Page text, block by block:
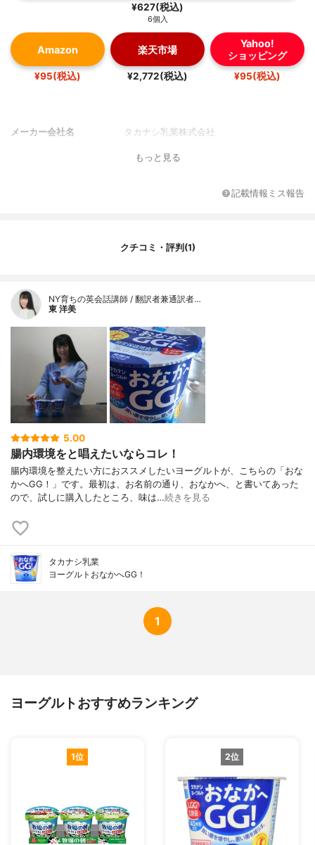
¥627(税込)
6個入
Amazon
¥95(税込)
楽天市場
¥2,772(税込)
Yahoo!
ショッピング
¥95(税込)
メーカー会社名 タカナシ乳業株式会社
もっと見る
記載情報ミス報告
クチコミ・評判(1)
NY育ちの英会話講師 / 翻訳者兼通訳者…
東 洋美
5.00
腸内環境をと唱えたいならコレ！
腸内環境を整えたい方におススメしたいヨーグルトが、こちらの「おな
かへGG！」です。最初は、お名前の通り、おなかへ、と書いてあった
ので、試しに購入したところ、味は…続きを見る
タカナシ乳業
ヨーグルトおなかへGG！
1
ヨーグルトおすすめランキング
1位 2位